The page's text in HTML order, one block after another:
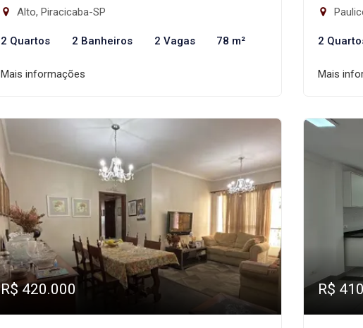
Alto, Piracicaba-SP
2 Quartos 2 Banheiros 2 Vagas 78 m²
Mais informações
2
Mais
R$ 420.000 R$